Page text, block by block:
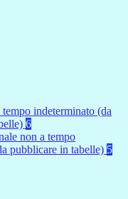
tempo indeterminato (da
6
non a tempo
pubblicare in tabelle) 5